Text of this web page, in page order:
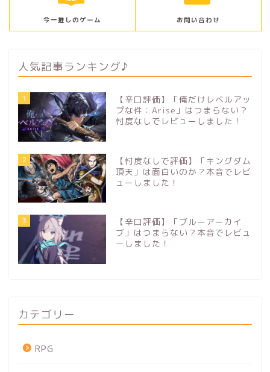
今一推しのゲーム お問い合わせ
人気記事ランキング♪
1
【辛口評価】「俺だけレベルアッ
プな件：Arise」はつまらない？
忖度なしでレビューしました！
2
【忖度なしで評価】「キングダム
頂天」は面白いのか？本音でレビ
ューしました！
3
【辛口評価】「ブルーアーカイ
ブ」はつまらない？本音でレビュ
ーしました！
カテゴリー
RPG